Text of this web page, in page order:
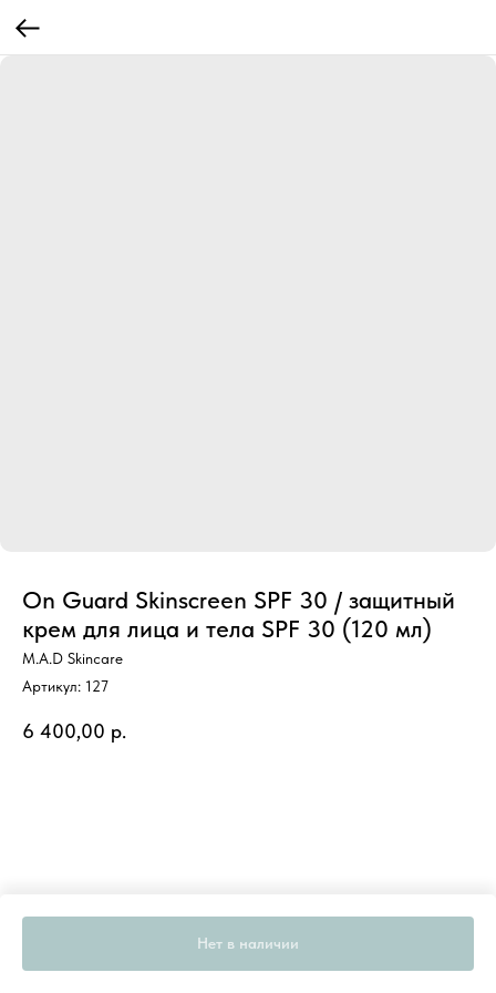
On Guard Skinscreen SPF 30 / защитный
крем для лица и тела SPF 30 (120 мл)
M.A.D Skincare
Артикул: 127
6 400,00 р.
Нет в наличии